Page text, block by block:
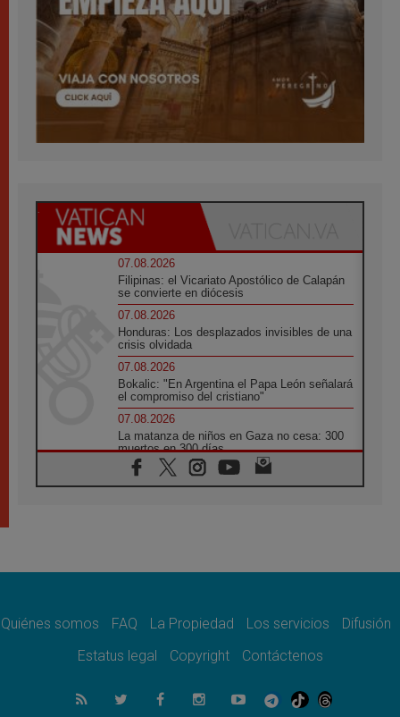
07.08.2026
Filipinas: el Vicariato Apostólico de Calapán
se convierte en diócesis
07.08.2026
Honduras: Los desplazados invisibles de una
crisis olvidada
07.08.2026
Bokalic: "En Argentina el Papa León señalará
el compromiso del cristiano"
07.08.2026
La matanza de niños en Gaza no cesa: 300
muertos en 300 días
07.08.2026
Tagle: La guerra desfigura el mundo, solo la
como misión al servicio del Evangelio
SIGNIS 2026, dar voz a las religiosas en el
07.08.2026
Lanzan un proyecto de empoderamiento
Quiénes somos FAQ La Propiedad Los servicios
Difusión
Estatus legal
Copyright Contáctenos